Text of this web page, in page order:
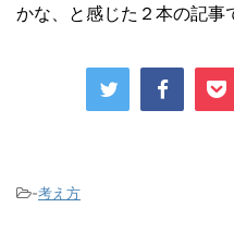
かな、と感じた２本の記事
-考え方